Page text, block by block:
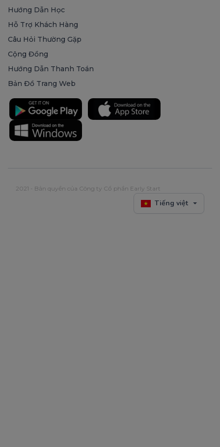
Hướng Dẫn Học
Hỗ Trợ Khách Hàng
Câu Hỏi Thường Gặp
Cộng Đồng
Hướng Dẫn Thanh Toán
Bản Đồ Trang Web
2021 - Bản quyền của Công ty Cổ phần Early Start
Tiếng việt